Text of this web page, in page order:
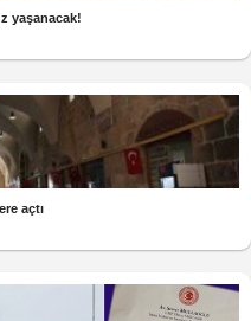
yaşanacak!
açtı